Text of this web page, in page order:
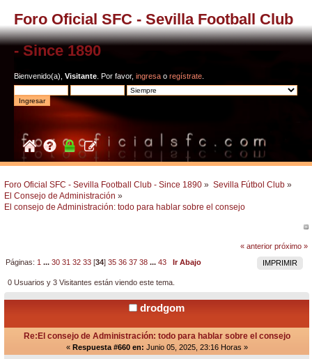
Foro Oficial SFC - Sevilla Football Club
- Since 1890
Bienvenido(a), Visitante . Por favor, ingresa o regístrate
Foro Oficial SFC - Sevilla Football Club - Since 1890 » Sevilla Fútbol Club »
El Consejo de Administración »
El consejo de Administración: todo para hablar sobre el consejo
« anterior próximo »
IMPRIMIR
Páginas: 1 ...30 31 32 33 [34]35 36 37 38 ...43 Ir Abajo
0 Usuarios y 3 Visitantes están viendo este tema.
drodgom
Re:El consejo de Administración: todo para hablar sobre el consejo
« Respuesta #660 en: Junio 05, 2025, 23:16 Horas »